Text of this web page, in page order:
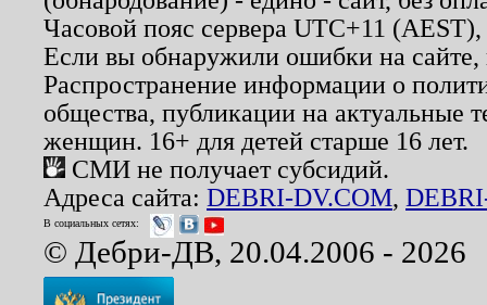
Часовой пояс сервера UTC+11
Если вы обнаружили ошибки на
Распространение информации о
общества, публикации на актуальные
женщин. 16+ для детей старше 16 лет.
СМИ не получает субсидий.
Адреса сайта: DEBRI-DV.COM,
В социальных сетях:
© Дебри-ДВ, 20.04.2006 - 2026